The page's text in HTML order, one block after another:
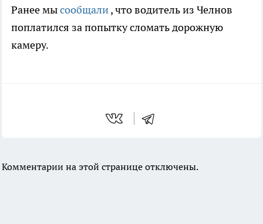
Ранее мысообщали, что водитель из Челнов
поплатился за попытку сломать дорожную
камеру.
Комментарии на этой странице отключены.